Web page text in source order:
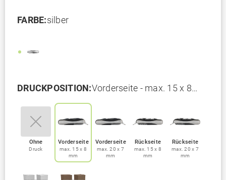
FARBE:silber
DRUCKPOSITION:Vorderseite - max. 15 x 8
Ohne
Druck
Vorderseite
max. 15 x 8
mm
Vorderseite
max. 20 x 7
mm
Rückseite
max. 15 x 8
mm
Rückseite
max. 20 x 7
mm